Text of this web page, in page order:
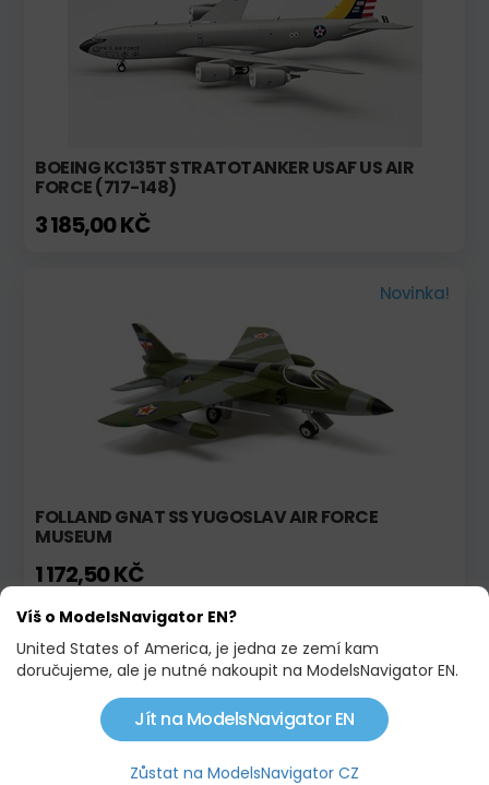
BOEING KC135T STRATOTANKER USAF US AIR
FORCE (717-148)
3 185,00 KČ
Novinka!
FOLLAND GNAT SS YUGOSLAV AIR FORCE
MUSEUM
1 172,50 KČ
Skladem
Víš o ModelsNavigator EN?
United States of America, je jedna ze zemí kam
doručujeme, ale je nutné nakoupit na ModelsNavigator EN.
Jít na ModelsNavigator EN
Zůstat na ModelsNavigator CZ